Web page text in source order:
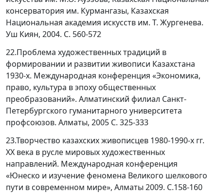
консерватория им. Курмангазы, Казахская
Национальная академия искусств им. Т. Жургенева.
Уш Киян, 2004. С. 560-572
22.Проблема художественных традиций в
формировании и развитии живописи Казахстана
1930-х. Международная конференция «Экономика,
право, культура в эпоху общественных
преобразований». Алматинский филиал Санкт-
Петербургского гуманитарного университета
профсоюзов. Алматы, 2005 С. 325-333
23.Творчество казахских живописцев 1980-1990-х гг.
ХХ века в русле мировых художественных
направлений. Международная конференция
«Юнеско и изучение феномена Великого шелкового
пути в современном мире», Алматы 2009. С.158-160